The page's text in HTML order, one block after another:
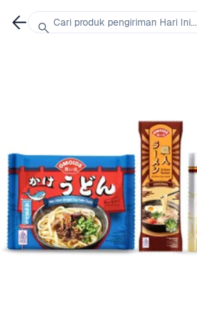
Cari produk pengiriman Hari Ini...